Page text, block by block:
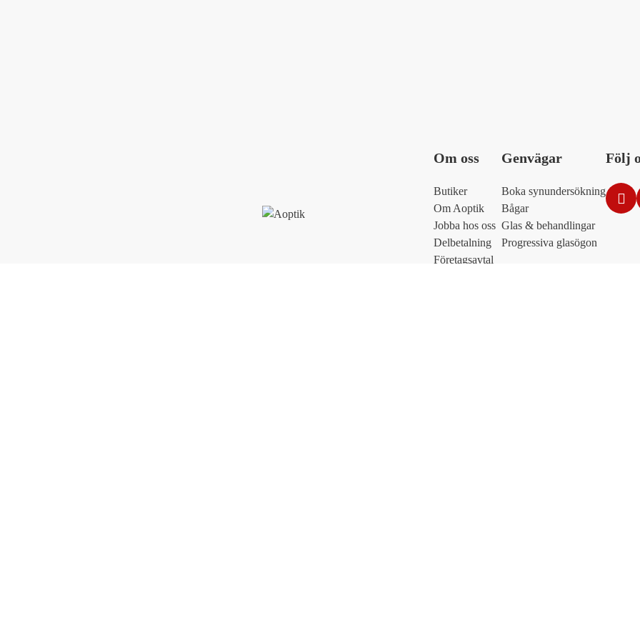
Om oss
Butiker
Om Aoptik
Jobba hos oss
Delbetalning
Företagsavtal
Genvägar
Boka synundersökning
Bågar
Glas & behandlingar
Progressiva glasögon
Följ